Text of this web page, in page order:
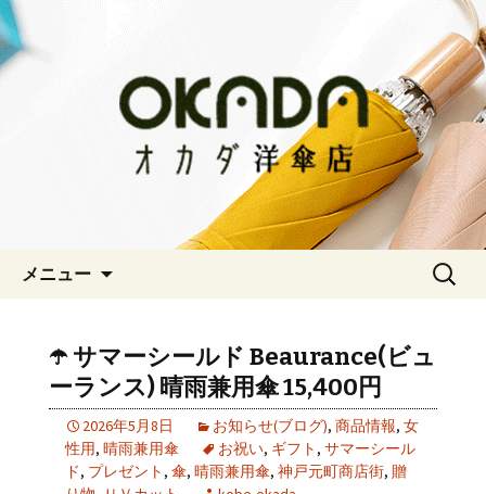
オカダ洋傘店
神戸三宮の老舗 オシャレな傘をお求
めならオカダ洋傘店
メニュー
検
☂️ サマーシールド Beaurance(ビュ
ーランス) 晴雨兼用傘 15,400円
2026年5月8日 お知らせ(ブログ), 商品情報, 女
性用, 晴雨兼用傘 お祝い, ギフト , サマーシール
ド, プレゼント , 傘, 晴雨兼用傘, 神戸元町商店街, 贈